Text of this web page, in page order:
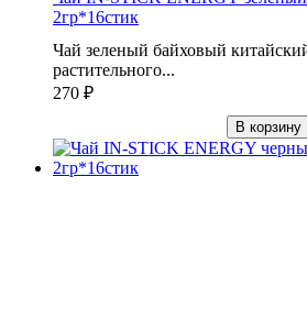
2гр*16стик
Чай зеленый байховый
растительного...
270 ₽
В корзину